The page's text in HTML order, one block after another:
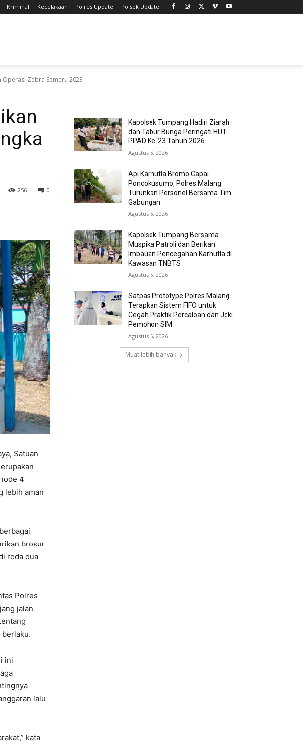
Kriminal Kecelakaan Polres Update Polsek Update
Operasi Zebra Semeru 2023
0
256
Satuan
4
lebih aman
brosur
roda dua
Polres
jalan
berlaku.
ini
lalu
kata
Kapolsek Tumpang Hadiri Ziarah
dan Tabur Bunga Peringati HUT
PPAD Ke-23 Tahun 2026
Agustus 6, 2026
Api Karhutla Bromo Capai
Poncokusumo, Polres Malang
Turunkan Personel Bersama Tim
Gabungan
Agustus 6, 2026
Kapolsek Tumpang Bersama
Muspika Patroli dan Berikan
Imbauan Pencegahan Karhutla di
Kawasan TNBTS
Agustus 6, 2026
Satpas Prototype Polres Malang
Terapkan Sistem FIFO untuk
Cegah Praktik Percaloan dan Joki
Pemohon SIM
Agustus 5, 2026
Muat lebih banyak